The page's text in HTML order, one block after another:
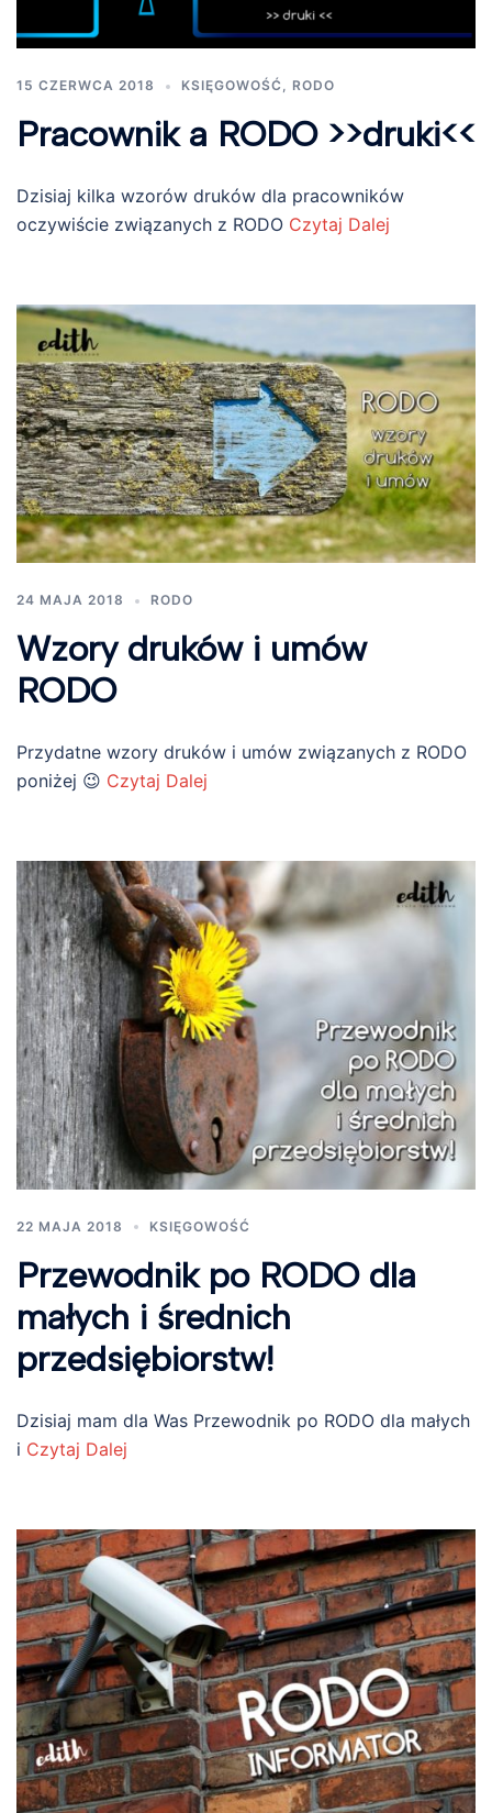
15 CZERWCA 2018 KSIĘGOWOŚĆ RODO
Pracownik a RODO >>druki<<
Dzisiaj kilka wzorów druków dla pracowników
oczywiście związanych z RODO Czytaj Dalej
24 MAJA 2018 RODO
Wzory druków i umów
RODO
Przydatne wzory druków i umów związanych z RODO
poniżej 😉 Czytaj Dalej
22 MAJA 2018 KSIĘGOWOŚĆ
Przewodnik po RODO dla
małych i średnich
przedsiębiorstw!
Dzisiaj mam dla Was Przewodnik po RODO dla małych
i Czytaj Dalej